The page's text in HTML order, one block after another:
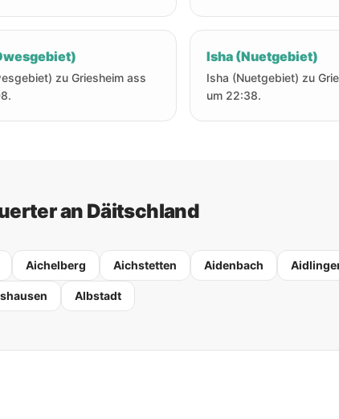
zu Griesheim ass
Isha (Nuetgebiet)
Isha (Nuetgebiet) zu
um 22:38.
an Däitschland
Aichelberg Aichstetten Aidenbach
Albstadt